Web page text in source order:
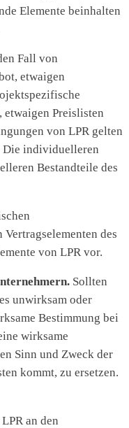
Elemente beinhalten
Fall von
etwaigen
Preislisten
von LPR gelten
Die individuelleren
Bestandteile des
des
von LPR vor.
Sollten
unwirksam oder
Bestimmung bei
wirksame
Sinn und Zweck der
kommt, zu ersetzen.
an den